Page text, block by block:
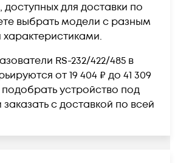
доступных для доставки по
выбрать модели с разным
RS-232/422/485 в
от 19 404 ₽ до 41 309
подобрать устройство под
с доставкой по всей